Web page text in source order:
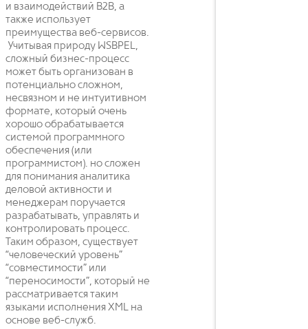
и взаимодействий B2B, а
также использует
преимущества веб-сервисов.
Учитывая природу WSBPEL,
сложный бизнес-процесс
может быть организован в
потенциально сложном,
несвязном и не интуитивном
формате, который очень
хорошо обрабатывается
системой программного
обеспечения (или
программистом). но сложен
для понимания аналитика
деловой активности и
менеджерам поручается
разрабатывать, управлять и
контролировать процесс.
Таким образом, существует
“человеческий уровень”
“совместимости” или
“переносимости”, который не
рассматривается таким
языками исполнения XML на
основе веб-служб.